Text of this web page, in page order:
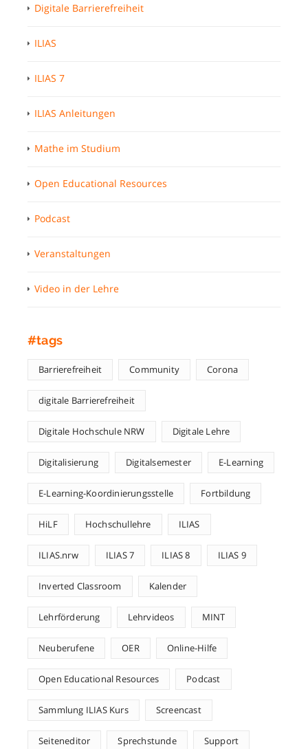
Digitale Barrierefreiheit
ILIAS
ILIAS 7
ILIAS Anleitungen
Mathe im Studium
Open Educational Resources
Podcast
Veranstaltungen
Video in der Lehre
#tags
Barrierefreiheit Community Corona
digitale Barrierefreiheit
Digitale Hochschule NRW Digitale Lehre
Digitalisierung Digitalsemester E-Learning
E-Learning-Koordinierungsstelle Fortbildung
HiLF Hochschullehre ILIAS
ILIAS.nrw ILIAS 7 ILIAS 8 ILIAS 9
Inverted Classroom Kalender
Lehrförderung Lehrvideos MINT
Neuberufene OER Online-Hilfe
Open Educational Resources Podcast
Sammlung ILIAS Kurs Screencast
Seiteneditor Sprechstunde Support